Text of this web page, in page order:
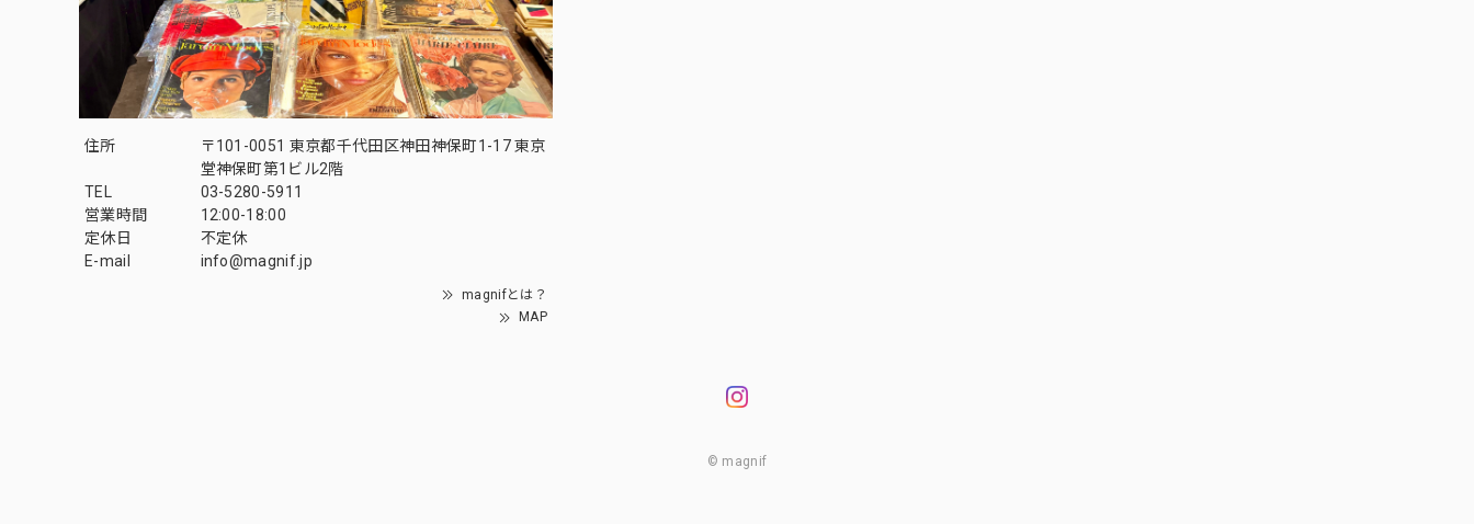
住所
〒101-0051 東京都千代田区神田神保町1-17 東京
堂神保町第1ビル2階
TEL
03-5280-5911
営業時間
12:00-18:00
定休日
不定休
E-mail
info@magnif.jp
magnifとは？
MAP
© magnif